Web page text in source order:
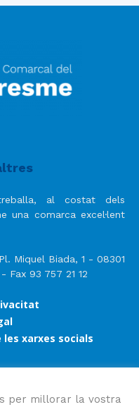
al costat dels
una comarca excel·lent
Miquel Biada, 1 - 08301
Fax 93 757 21 12
xarxes socials
per millorar la vostra